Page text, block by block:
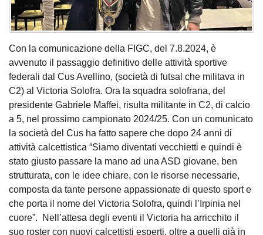
Con la comunicazione della FIGC, del 7.8.2024, è
avvenuto il passaggio definitivo delle attività sportive
federali dal Cus Avellino, (società di futsal che militava in
C2) al Victoria Solofra. Ora la squadra solofrana, del
presidente Gabriele Maffei, risulta militante in C2, di calcio
a 5, nel prossimo campionato 2024/25. Con un comunicato
la società del Cus ha fatto sapere che dopo 24 anni di
attività calcettistica “Siamo diventati vecchietti e quindi è
stato giusto passare la mano ad una ASD giovane, ben
strutturata, con le idee chiare, con le risorse necessarie,
composta da tante persone appassionate di questo sport e
che porta il nome del Victoria Solofra, quindi l’Irpinia nel
cuore”. Nell’attesa degli eventi il Victoria ha arricchito il
suo roster con nuovi calcettisti esperti, oltre a quelli già in